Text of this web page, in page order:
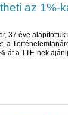
az 1%-
37 éve
a
át a TTE-nek